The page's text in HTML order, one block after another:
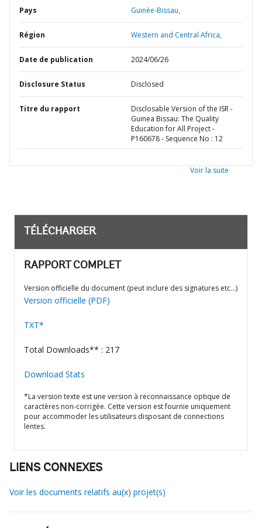
Pays Guinée-Bissau,
Région Western and Central Africa,
Date de publication 2024/06/26
Disclosure Status Disclosed
Titre du rapport
Disclosable Version of the ISR -
Guinea Bissau: The Quality
Education for All Project -
P160678 - Sequence No : 12
Voir la suite
TÉLÉCHARGER
RAPPORT COMPLET
Version officielle du document (peut inclure des signatures etc…)
Version officielle (PDF)
TXT*
Total Downloads** : 217
Download Stats
*La version texte est une version à reconnaissance optique de
caractères non-corrigée. Cette version est fournie uniquement
pour accommoder les utilisateurs disposant de connections
lentes.
LIENS CONNEXES
Voir les documents relatifs au(x) projet(s)